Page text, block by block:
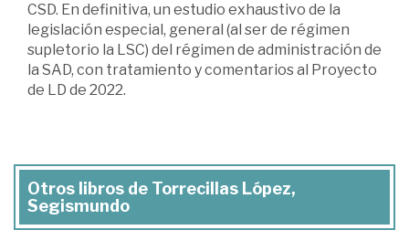
CSD. En definitiva, un estudio exhaustivo de la
legislación especial, general (al ser de régimen
supletorio la LSC) del régimen de administración de
la SAD, con tratamiento y comentarios al Proyecto
de LD de 2022.
Otros libros de Torrecillas López,
Segismundo